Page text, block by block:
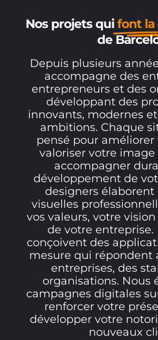
Nos projets qui font la
de
Depuis plusieurs
accompagne des
entrepreneurs et des
développant des
innovants, modernes
ambitions. Chaque
pensé pour
valoriser votre
accompagner
développement de
designers
visuelles
vos valeurs, votre
de votre entreprise.
conçoivent des
mesure qui répondent
entreprises, des
organisations. Nous
campagnes digitales
renforcer votre
développer votre
nouveaux